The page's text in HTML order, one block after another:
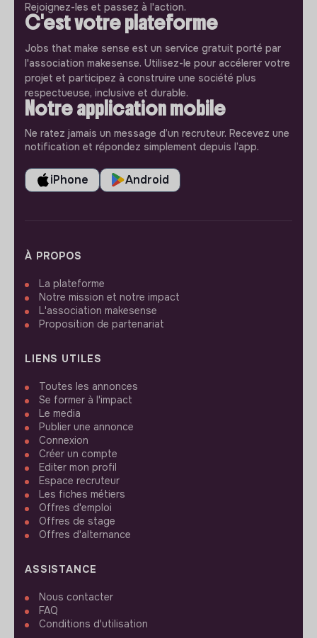
Rejoignez-les et passez à l'action.
C'est votre plateforme
Jobs that make sense est un service gratuit porté par
l'association makesense. Utilisez-le pour accélerer votre
projet et participez à construire une société plus
respectueuse, inclusive et durable.
Notre application mobile
Ne ratez jamais un message d’un recruteur. Recevez une
notification et répondez simplement depuis l’app.
iPhone Android
À PROPOS
La plateforme
Notre mission et notre impact
L'association makesense
Proposition de partenariat
LIENS UTILES
Toutes les annonces
Se former à l'impact
Le media
Publier une annonce
Connexion
Créer un compte
Editer mon profil
Espace recruteur
Les fiches métiers
Offres d'emploi
Offres de stage
Offres d'alternance
ASSISTANCE
Nous contacter
FAQ
Conditions d'utilisation